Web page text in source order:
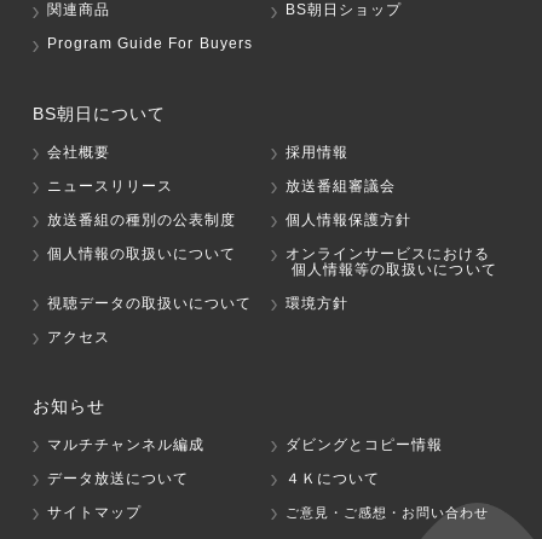
関連商品
BS朝日ショップ
Program Guide For Buyers
BS朝日について
会社概要
採用情報
ニュースリリース
放送番組審議会
放送番組の種別の公表制度
個人情報保護方針
個人情報の取扱いについて
オンラインサービスにおける
個人情報等の取扱いについて
視聴データの取扱いについて
環境方針
アクセス
お知らせ
マルチチャンネル編成
ダビングとコピー情報
データ放送について
４Ｋについて
サイトマップ
ご意見・ご感想・お問い合わせ